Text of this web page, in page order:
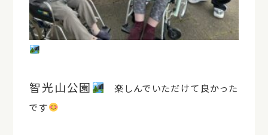
智光山公園
楽しんでいただけて良かった
です